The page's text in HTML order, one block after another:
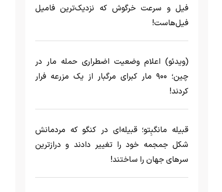
فیل و سرعت خرگوش که نزدیک‌ترین فامیل
فیل‌هاست!
(ویدئو) اعلام وضعیت اضطراری حمله مار‌ در
چین؛ ۹۰۰ مار کبرای مرگبار از یک مزرعه‌ فرار
کردند!
قبیله مانگبِتو؛ قبیله‌ای در کنگو که مردمانش
شکل جمجمه خود را تغییر دادند و درازترین
سرهای جهان را ساختند!